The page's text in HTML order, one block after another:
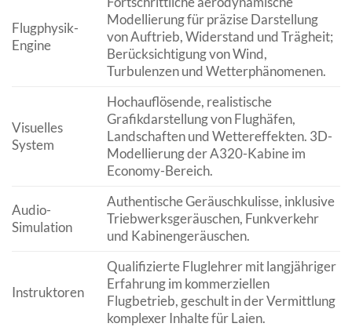
Flugphysik-
Engine
Modellierung für präzise Darstellung
von Auftrieb, Widerstand und Trägheit;
Berücksichtigung von Wind,
Turbulenzen und Wetterphänomenen.
Visuelles
System
Hochauflösende, realistische
Grafikdarstellung von Flughäfen,
Landschaften und Wettereffekten. 3D-
Modellierung der A320-Kabine im
Economy-Bereich.
Audio-
Simulation
Authentische Geräuschkulisse, inklusive
Triebwerksgeräuschen, Funkverkehr
und Kabinengeräuschen.
Instruktoren
Qualifizierte Fluglehrer mit langjähriger
Erfahrung im kommerziellen
Flugbetrieb, geschult in der Vermittlung
komplexer Inhalte für Laien.